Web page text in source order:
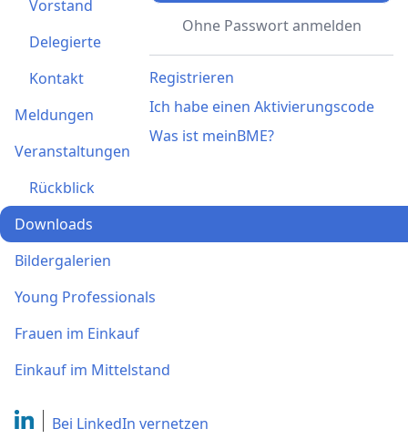
Ohne Passwort anmelden
Registrieren
Ich habe einen Aktivierungscode
Was ist meinBME?
Vorstand
Delegierte
Kontakt
Meldungen
Veranstaltungen
Rückblick
Downloads
Bildergalerien
Young Professionals
Frauen im Einkauf
Einkauf im Mittelstand
Bei LinkedIn vernetzen